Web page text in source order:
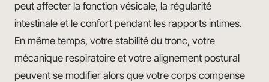
peut affecter la fonction vésicale, la régularité
intestinale et le confort pendant les rapports intimes.
En même temps, votre stabilité du tronc, votre
mécanique respiratoire et votre alignement postural
peuvent se modifier alors que votre corps compense